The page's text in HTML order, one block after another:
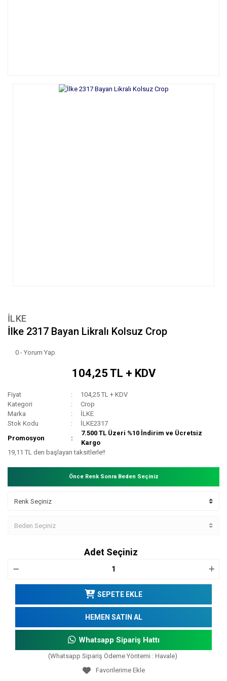
İLKE
İlke 2317 Bayan Likralı Kolsuz Crop
0 - Yorum Yap
104,25 TL + KDV
Fiyat
104,25 TL + KDV
Kategori
Crop
Marka
İLKE
Stok Kodu
İLKE2317
Promosyon
7.500 TL Üzeri %10 İndirim ve Ücretsiz
Kargo
19,11 TL den başlayan taksitlerle!!
Önce Renk Sonra Beden Seçiniz
Adet Seçiniz
SEPETE EKLE
HEMEN SATIN AL
Whatsapp Sipariş Hattı
(Whatsapp Sipariş Ödeme Yöntemi : Havale)